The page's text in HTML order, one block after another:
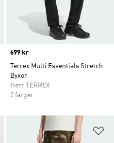
Price
699 kr
Terrex Multi Essentials Stretch
Byxor
Herr TERREX
2 färger
Lägg till på önskelistan